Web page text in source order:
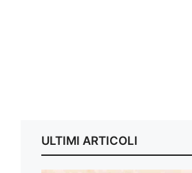
ULTIMI ARTICOLI